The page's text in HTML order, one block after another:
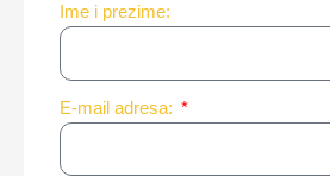
Ime i prezime:
E-mail adresa: